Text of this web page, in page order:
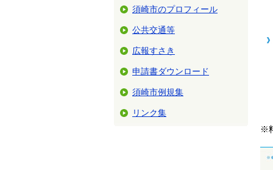
須崎市のプロフィール
公共交通等
広報すさき
申請書ダウンロード
須崎市例規集
リンク集
※